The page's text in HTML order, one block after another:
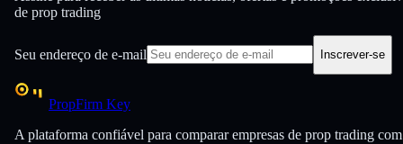
de prop trading
Seu endereço de e-mail Inscrever-se
PropFirm Key
A plataforma confiável para comparar empresas de prop trading com